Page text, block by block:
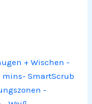
+ Wischen -
mins- SmartScrub
-